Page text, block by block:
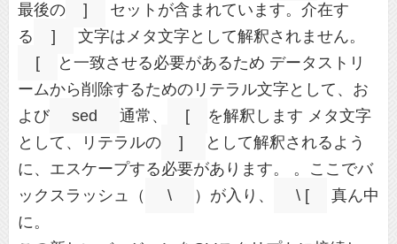
最後の
]
セットが含まれています。介在す
る
]
文字はメタ文字として解釈されません。
[
と一致させる必要があるため データストリ
ームから削除するためのリテラル文字として、お
よび
sed 通常、 [
を解釈します メタ文字
として、リテラルの
]
として解釈されるよう
に、エスケープする必要があります。 。ここでバ
ックスラッシュ（
\ ）が入り、 \ [
真ん中
に。